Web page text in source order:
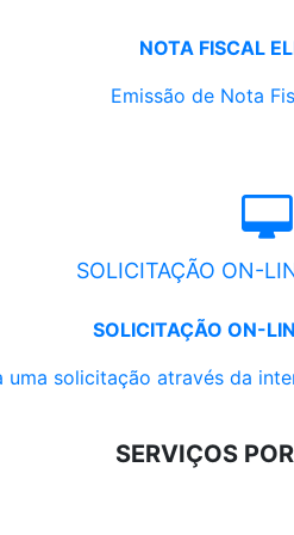
NOTA FISCAL
Emissão de Nota
SOLICITAÇÃO ON-
SOLICITAÇÃO ON-
uma solicitação através da
SERVIÇOS